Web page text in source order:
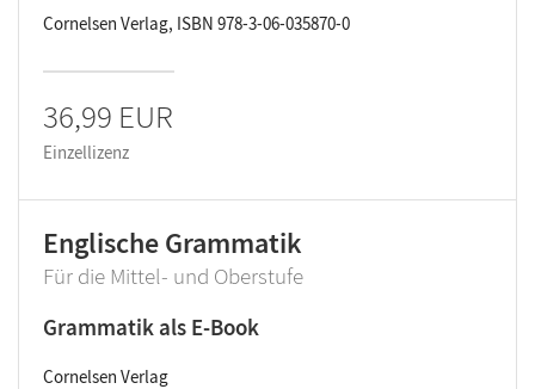
Cornelsen Verlag, ISBN 978-3-06-035870-0
36,99 EUR
Einzellizenz
Englische Grammatik
Für die Mittel- und Oberstufe
Grammatik als E-Book
Cornelsen Verlag